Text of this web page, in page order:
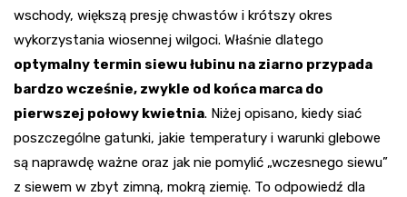
wschody, większą presję chwastów i krótszy okres
wykorzystania wiosennej wilgoci. Właśnie dlatego
optymalny termin siewu łubinu na ziarno przypada
bardzo wcześnie, zwykle od końca marca do
pierwszej połowy kwietnia. Niżej opisano, kiedy siać
poszczególne gatunki, jakie temperatury i warunki glebowe
są naprawdę ważne oraz jak nie pomylić „wczesnego siewu”
z siewem w zbyt zimną, mokrą ziemię. To odpowiedź dla